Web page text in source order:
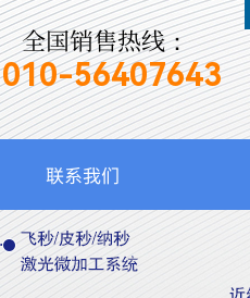
全国销售热线：
010-56407643
联系我们